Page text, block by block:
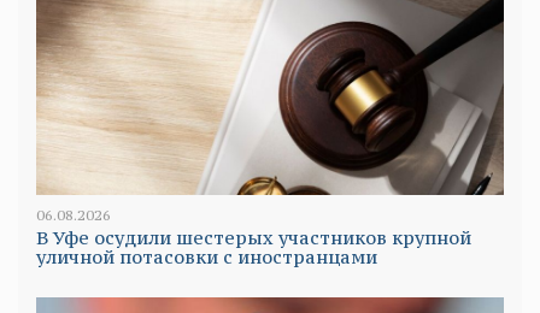
06.08.2026
В Уфе осудили шестерых участников крупной
уличной потасовки с иностранцами